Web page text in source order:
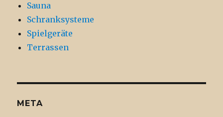
Sauna
Schranksysteme
Spielgeräte
Terrassen
META